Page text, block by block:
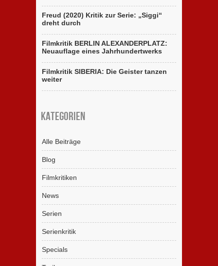
Freud (2020) Kritik zur Serie: „Siggi“
dreht durch
Filmkritik BERLIN ALEXANDERPLATZ:
Neuauflage eines Jahrhundertwerks
Filmkritik SIBERIA: Die Geister tanzen
weiter
Kategorien
Alle Beiträge
Blog
Filmkritiken
News
Serien
Serienkritik
Specials